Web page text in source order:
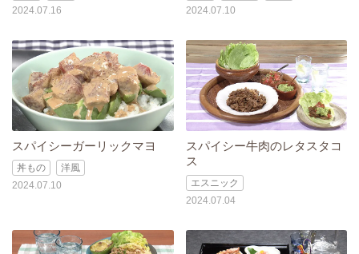
2024.07.16
2024.07.10
スパイシーガーリックマヨ
丼もの
洋風
2024.07.10
スパイシー牛肉のレタスタコ
ス
エスニック
2024.07.04